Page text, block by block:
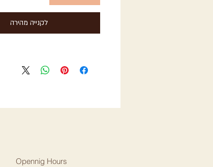
לקנייה מהירה
Opennig Hours